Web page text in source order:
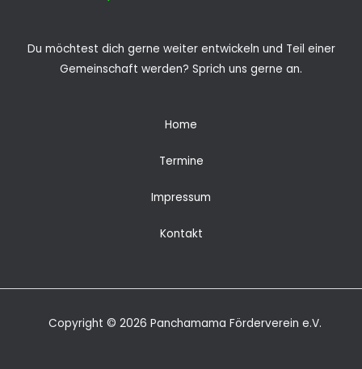
Du möchtest dich gerne weiter entwickeln und Teil einer
Gemeinschaft werden? Sprich uns gerne an.
Home
Termine
Impressum
Kontakt
Copyright © 2026 Panchamama Förderverein e.V.